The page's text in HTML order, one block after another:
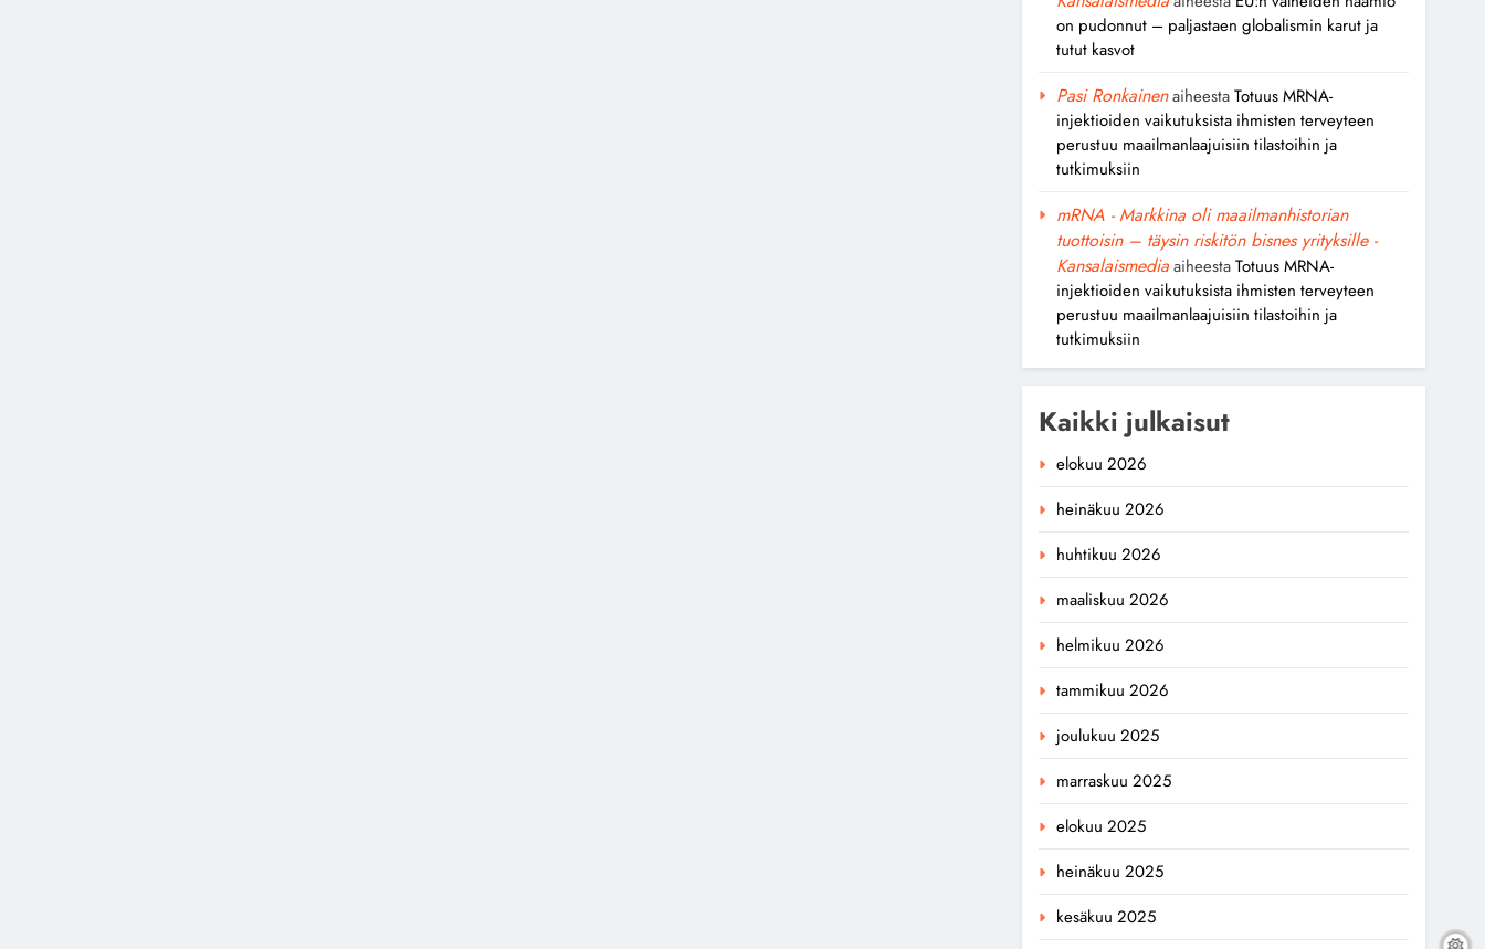
on pudonnut – paljastaen globalismin karut ja
tutut kasvot
Pasi RonkainenaiheestaTotuus MRNA-
injektioiden vaikutuksista ihmisten terveyteen
perustuu maailmanlaajuisiin tilastoihin ja
tutkimuksiin
mRNA - Markkina oli maailmanhistorian
tuottoisin – täysin riskitön bisnes yrityksille -
KansalaismediaaiheestaTotuus MRNA-
injektioiden vaikutuksista ihmisten terveyteen
perustuu maailmanlaajuisiin tilastoihin ja
tutkimuksiin
Kaikki julkaisut
elokuu 2026
heinäkuu 2026
huhtikuu 2026
maaliskuu 2026
helmikuu 2026
tammikuu 2026
joulukuu 2025
marraskuu 2025
elokuu 2025
heinäkuu 2025
kesäkuu 2025